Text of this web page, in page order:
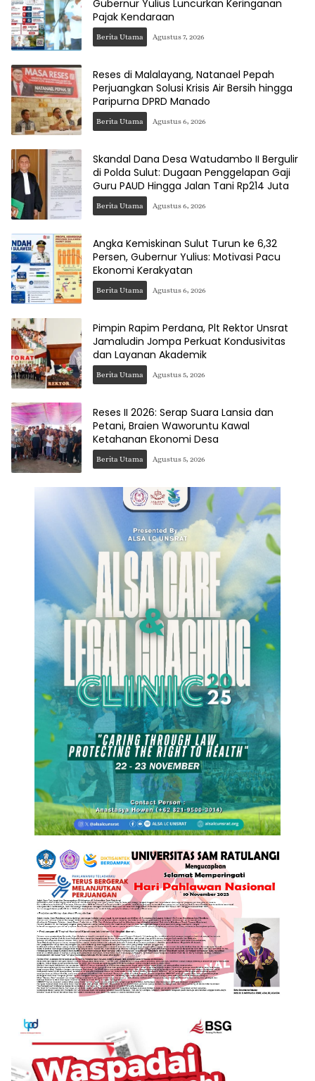
Gubernur Yulius Luncurkan Keringanan
Pajak Kendaraan
Berita Utama Agustus 7, 2026
Reses di Malalayang, Natanael Pepah
Perjuangkan Solusi Krisis Air Bersih hingga
Paripurna DPRD Manado
Berita Utama Agustus 6, 2026
Skandal Dana Desa Watudambo II Bergulir
di Polda Sulut: Dugaan Penggelapan Gaji
Guru PAUD Hingga Jalan Tani Rp214 Juta
Berita Utama Agustus 6, 2026
Angka Kemiskinan Sulut Turun ke 6,32
Persen, Gubernur Yulius: Motivasi Pacu
Ekonomi Kerakyatan
Berita Utama Agustus 6, 2026
Pimpin Rapim Perdana, Plt Rektor Unsrat
Jamaludin Jompa Perkuat Kondusivitas
dan Layanan Akademik
Berita Utama Agustus 5, 2026
Reses II 2026: Serap Suara Lansia dan
Petani, Braien Waworuntu Kawal
Ketahanan Ekonomi Desa
Berita Utama Agustus 5, 2026